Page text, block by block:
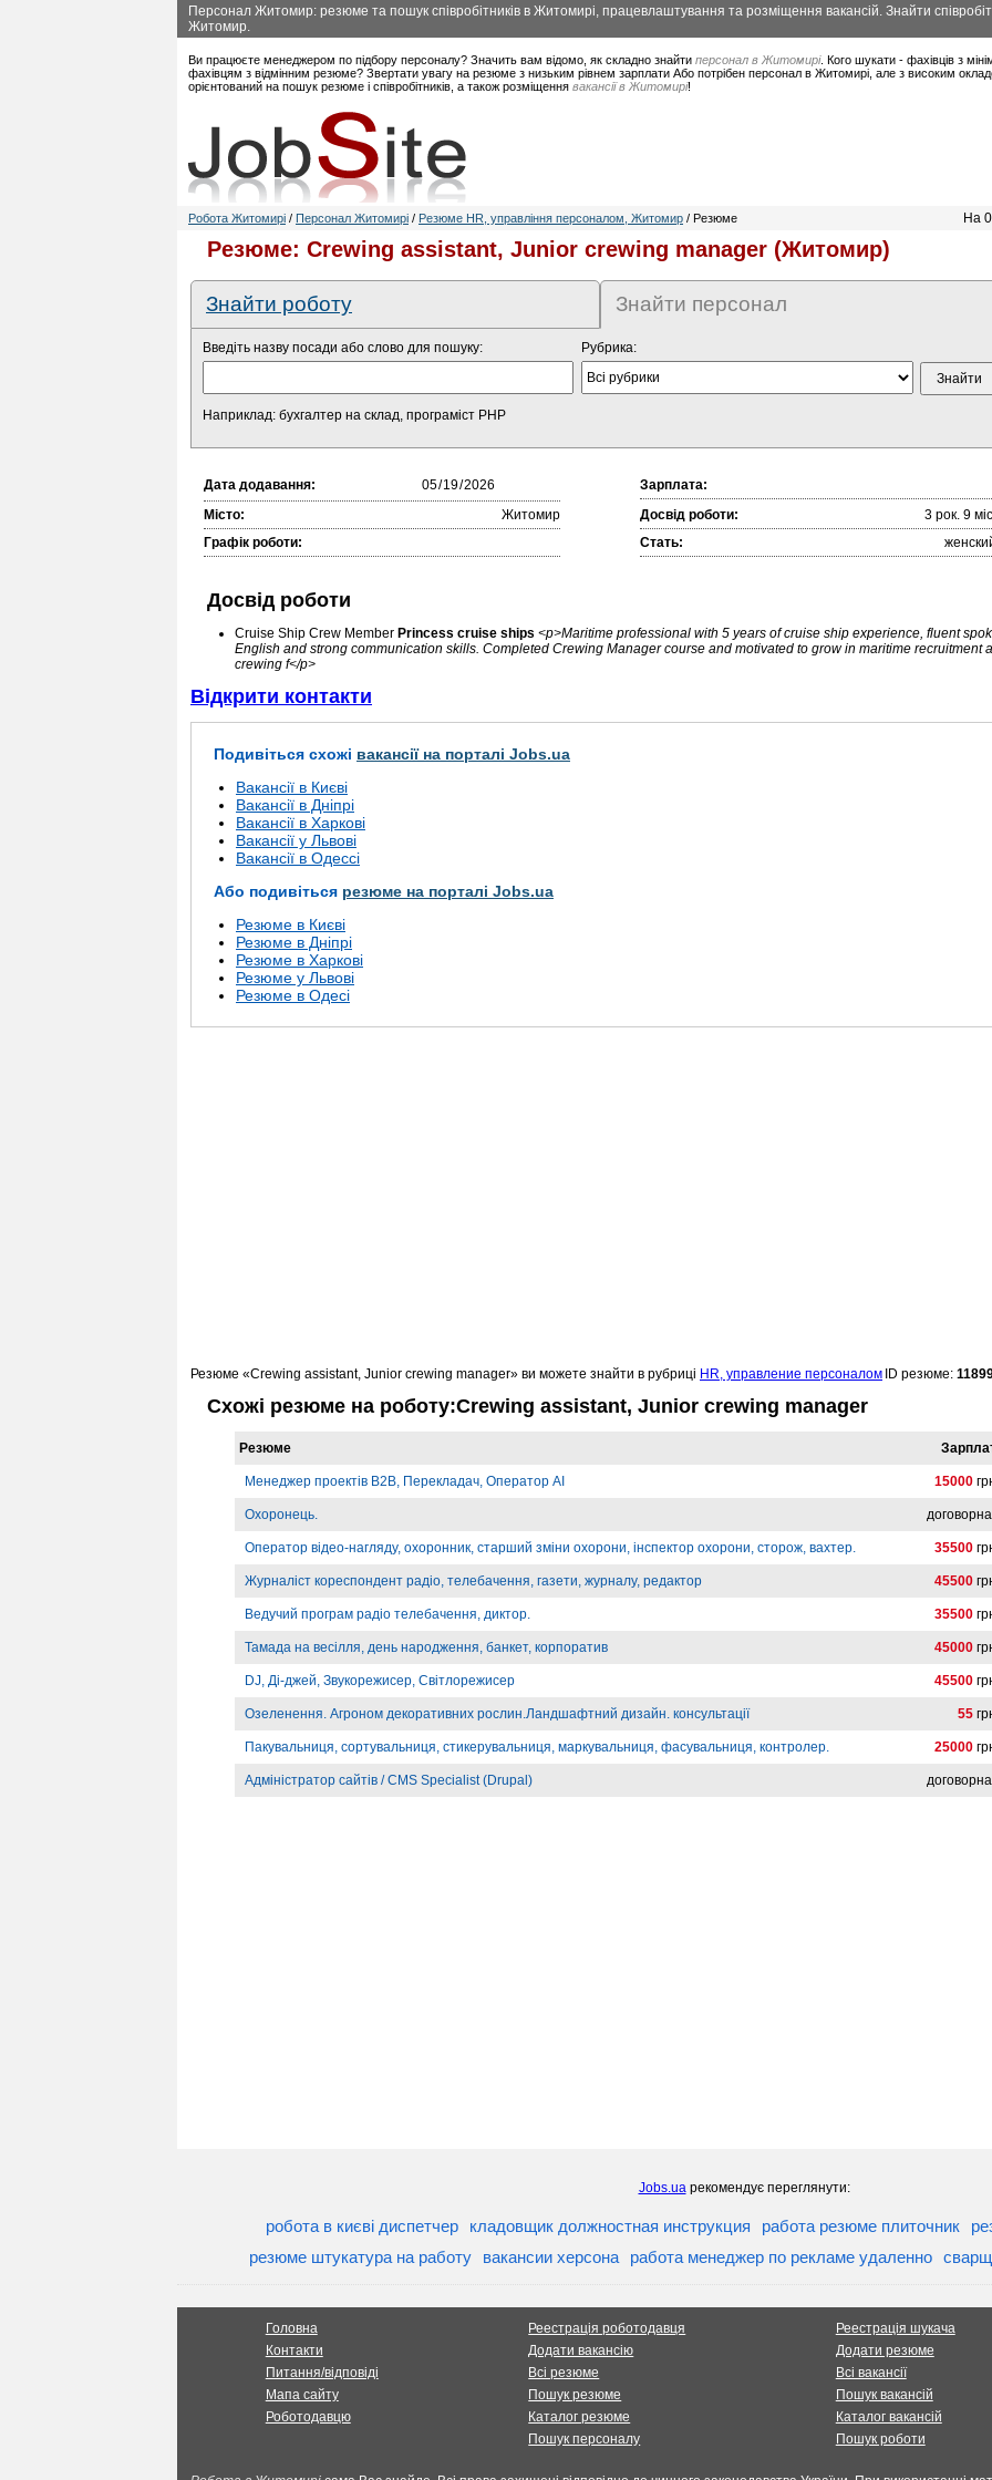
Персонал Житомир: резюме та пошук співробітників в Житомирі, працевлаштування та розміщення вакансій. Знайти
Житомир.
Ви працюєте менеджером по підбору персоналу? Значить вам відомо, як складно знайти персонал в Житомирі. Кого шукати - фахівців з
фахівцям з відмінним резюме? Звертати увагу на резюме з низьким рівнем зарплати Або потрібен персонал в Житомирі, але з високим
орієнтований на пошук резюме і співробітників, а також розміщення вакансії в Житомирі!
Робота Житомирі / Персонал Житомирі / Резюме HR, управління персоналом, Житомир / Резюме На
Резюме: Crewing assistant, Junior crewing manager (Житомир)
Знайти роботу Знайти персонал
Введіть назву посади або слово для пошуку:
Наприклад: бухгалтер на склад, програміст PHP
Рубрика:
Дата додавання:
Зарплата:
Місто:
Житомир Досвід роботи:
3 рок. 9
Графік роботи:
Стать:
Досвід роботи
Cruise Ship Crew Member Princess cruise ships <p>Maritime professional with 5 years of cruise ship experience, fluent
English and strong communication skills. Completed Crewing Manager course and motivated to grow in maritime recruitment
crewing f</p>
Відкрити контакти
Подивіться схожі вакансії на порталі Jobs.ua
Вакансії в Києві
Вакансії в Дніпрі
Вакансії в Харкові
Вакансії у Львові
Вакансії в Одессі
Або подивіться резюме на порталі Jobs.ua
Резюме в Києві
Резюме в Дніпрі
Резюме в Харкові
Резюме у Львові
Резюме в Одесі
Резюме «Crewing assistant, Junior crewing manager» ви можете знайти в рубриці HR, управление персоналом ID резюме:
Схожі резюме на роботу:Crewing assistant, Junior crewing manager
Резюме
Менеджер проектів B2B, Перекладач, Оператор AI 15000
Охоронець.
Оператор відео-нагляду, охоронник, старший зміни охорони, інспектор охорони, сторож, вахтер. 35500
Журналіст кореспондент радіо, телебачення, газети, журналу, редактор 45500
Ведучий програм радіо телебачення, диктор. 35500
Тамада на весілля, день народження, банкет, корпоратив 45000
DJ, Ді-джей, Звукорежисер, Світлорежисер 45500
Озеленення. Агроном декоративних рослин.Ландшафтний дизайн. консультації 55
Пакувальниця, сортувальниця, стикерувальниця, маркувальниця, фасувальниця, контролер. 25000
Адміністратор сайтів / CMS Specialist (Drupal)
Jobs.uaрекомендує переглянути:
робота в києві диспетчер кладовщик должностная инструкция работа резюме плиточник
резюме штукатура на работу
вакансии херсона работа менеджер по рекламе удаленно
Головна
Контакти
Питання/відповіді
Мапа сайту
Роботодавцю
Реестрація роботодавця
Додати вакансію
Всі резюме
Пошук резюме
Каталог резюме
Пошук персоналу
Реестрація шукача
Додати резюме
Всі вакансії
Пошук вакансій
Каталог вакансій
Пошук роботи